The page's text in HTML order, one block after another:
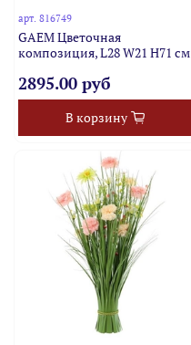
арт.816749
GAEM Цветочная
композиция, L28 W21 H71 см
2895.00 руб
В корзину